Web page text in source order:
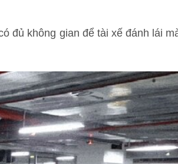
đủ không gian để tài xế đánh lái